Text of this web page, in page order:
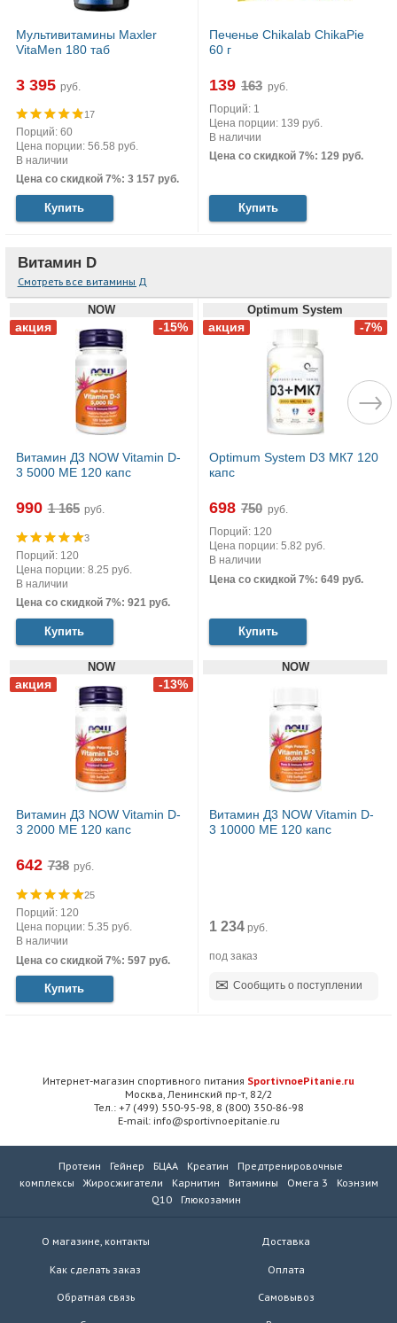
Мультивитамины Maxler
VitaMen 180 таб
3 395 руб.
17
Порций: 60
Цена порции: 56.58 руб.
В наличии
Цена со скидкой 7%: 3 157 руб.
Купить
Печенье Chikalab ChikaPie
60 г
139
руб.
Порций: 1
Цена порции: 139 руб.
В наличии
Цена со скидкой 7%: 129 руб.
Купить
Витамин D
Смотреть все витамины Д
NOW
Витамин Д3 NOW Vitamin D-
3 5000 МЕ 120 капс
990 руб.
3
Порций: 120
Цена порции: 8.25 руб.
В наличии
Цена со скидкой 7%: 921 руб.
Купить
Optimum System
Optimum System D3 МК7 120
капс
698
руб.
Порций: 120
Цена порции: 5.82 руб.
В наличии
Цена со скидкой 7%: 649 руб.
Купить
NOW
Витамин Д3 NOW Vitamin D-
3 2000 МЕ 120 капс
642 руб.
25
Порций: 120
Цена порции: 5.35 руб.
В наличии
Цена со скидкой 7%: 597 руб.
Купить
NOW
Витамин Д3 NOW Vitamin D-
3 10000 МЕ 120 капс
1 234 руб.
под заказ
Сообщить о поступлении
Интернет-магазин спортивного питания SportivnoePitanie.ru
Москва, Ленинский пр-т, 82/2
Тел.: +7 (499) 550-95-98, 8 (800) 350-86-98
E-mail: info@sportivnoepitanie.ru
Протеин Гейнер БЦАА Креатин
Предтренировочные
комплексы
Жиросжигатели Карнитин Витамины Омега 3
Коэнзим
Q10
Глюкозамин
О магазине, контакты
Как сделать заказ
Обратная связь
Доставка
Оплата
Самовывоз